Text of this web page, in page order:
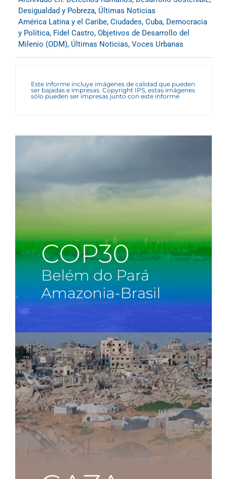
Desigualdad y Pobreza, Últimas Noticias
América Latina y el Caribe, Ciudades, Cuba, Democracia
y Política, Fidel Castro, Objetivos de Desarrollo del
Milenio (ODM), Últimas Noticias, Voces Urbanas
Este informe incluye imágenes de calidad que pueden
ser bajadas e impresas. Copyright IPS, estas imágenes
sólo pueden ser impresas junto con este informe